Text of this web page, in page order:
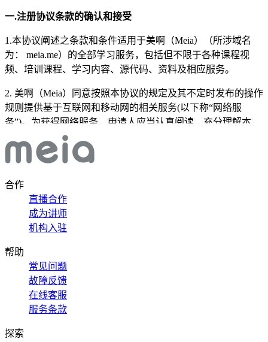
一.注册协议条款的确认和接受
1.本协议阐述之条款和条件适用于美啊（Meia）（所涉域名
为： meia.me）的全部学习服务，包括但不限于各种课程视
频、培训课程、学习内容、源代码、资料及相应服务。
2. 美啊（Meia）同意按照本协议的规定及其不定时发布的操作
规则提供基于互联网和移动网的相关服务(以下称“网络服
务”)。为获得网络服务，申请人应当认真阅读、充分理解本
《协议》中各条款, 包括免除或者限制本网站责任的免责条款
及对用户的权利限制条款。认真阅读并选择接受或不接受本
《协议》(未成年人应在法定监护人陪同下阅读)。同意接受本
协议的全部条款的，申请人应当按照页面上的提示完成全部的
注册程序，并在注册程序过程中点击“同意”按钮，否则视为不
接受本《协议》全部条款，申请人应当终止并退出申请。
3. 注册用户在使用美啊（Meia）中的有关服务时，应承诺接受
并遵守各项相关规则的规定。美啊（Meia）有权根据实际运营
需要而不定时修改本协议或补充协议，如本协议有任何变更，
将通过网站消息或其他方式通知用户。如注册用户不同意相关
变更，则应立即终止账号使用，否则即视同用户同意并完全接
受修订后的协议版本。经修订的协议一经公布于美啊（Meia）
册用户登录且继续使用服务将被视为已接受修订后的协议。除
合作
直播合作
成为讲师
机构入驻
帮助
常见问题
故障反馈
在线客服
服务条款
探索